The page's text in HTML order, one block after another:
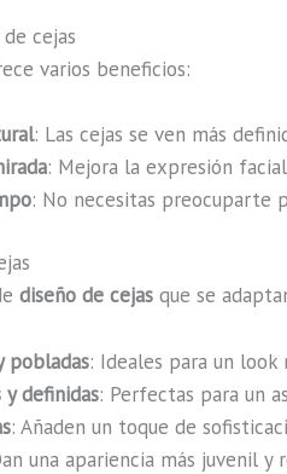
cejas
varios beneficios:
: Las cejas se ven más
: Mejora la expresión
: No necesitas preocuparte
diseño de cejas que se
pobladas: Ideales para un look
y definidas: Perfectas para un
: Añaden un toque de
una apariencia más juvenil y